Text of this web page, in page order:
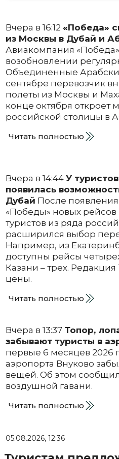
Вчера в 16:12 «Победа»
из Москвы в Дубай и
Авиакомпания
возобновлении
Объединенные
сентябре перевозчик
полеты из Москвы и
конце октября откроет
российской столицы в
Читать полностью
Вчера в 14:44 У
появилась
Дубай После
«Победы» новых рейсов
туристов из ряда
расширился выбор
Например, из
доступны рейсы
Казани – трех.
цены.
Читать полностью
Вчера в 13:37 Топор,
забывают туристы в
первые 6 месяцев 2026
аэропорта Внуково
вещей. Об этом
воздушной гавани.
Читать полностью
05.08.2026, 12:36